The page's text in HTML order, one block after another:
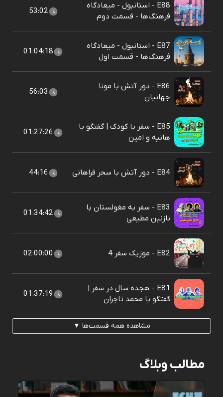
E88 - استانبول - میعادگاه
فرهنگ‌ها - قسمت دوم
53:02
E87 - استانبول - میعادگاه
فرهنگ‌ها - قسمت اول
01:04:18
E86 - دور آتش با مونا
جهانیان
56:03
E85 - سفر با کودک | گفتگو با
هانیه و امین
01:27:26
E84 - دور آتش با سحر فراهانی 44:16
E83 - سفر به مغولستان با
نازنین مطیعی
01:34:42
E82 - موزیک سفر 4 02:00:00
E81 - هجده سال در سفر |
گفتگو با محمد تاجران
01:37:19
مشاهده همه قسمت‌ها ▼
مطالب وبلاگ